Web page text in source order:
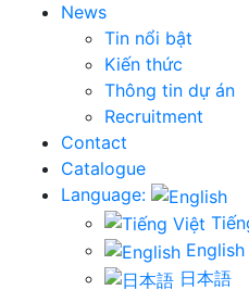
News
Tin nổi bật
Kiến thức
Thông tin dự án
Recruitment
Contact
Catalogue
Language:
English
日本語